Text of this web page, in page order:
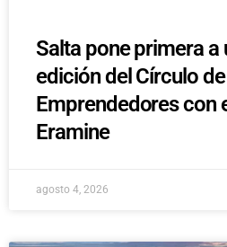
Salta pone primera a
edición del Círculo de
Emprendedores con
Eramine
agosto 4, 2026